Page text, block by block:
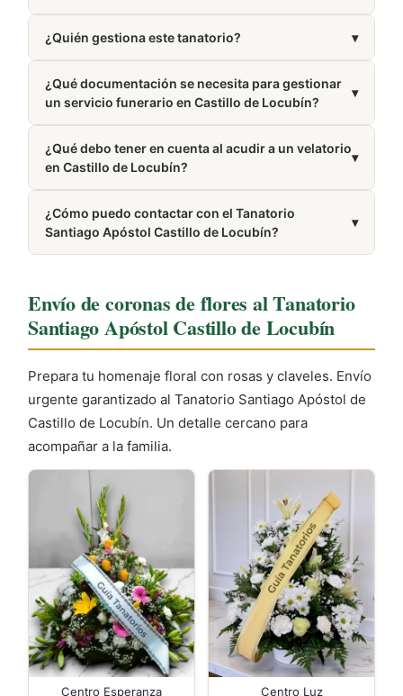
funerarios con entrega directa en el tanatorio a
través de nuestra web.
¿Quién gestiona este tanatorio? ▾
¿Qué documentación se necesita para gestionar
un servicio funerario en Castillo de Locubín?
▾
certificado médico de defunción. Si existe, también
es útil presentar la póliza del seguro de decesos.
¿Qué debo tener en cuenta al acudir a un velatorio
en Castillo de Locubín?
▾
el teléfono móvil y ofrecer el pésame brevemente a
los familiares.
¿Cómo puedo contactar con el Tanatorio
Santiago Apóstol Castillo de Locubín?
▾
página.
Envío de coronas de flores al Tanatorio
Santiago Apóstol Castillo de Locubín
Prepara tu homenaje floral con rosas y claveles. Envío
urgente garantizado al Tanatorio Santiago Apóstol de
Castillo de Locubín. Un detalle cercano para
acompañar a la familia.
Centro Esperanza Centro Luz